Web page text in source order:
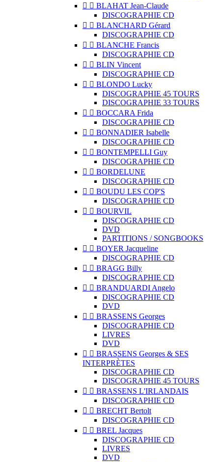
  BLAHAT Jean-Claude
DISCOGRAPHIE CD
  BLANCHARD Gérard
DISCOGRAPHIE CD
  BLANCHE Francis
DISCOGRAPHIE CD
  BLIN Vincent
DISCOGRAPHIE CD
  BLONDO Lucky
DISCOGRAPHIE 45 TOURS
DISCOGRAPHIE 33 TOURS
  BOCCARA Frida
DISCOGRAPHIE CD
  BONNADIER Isabelle
DISCOGRAPHIE CD
  BONTEMPELLI Guy
DISCOGRAPHIE CD
  BORDELUNE
DISCOGRAPHIE CD
  BOUDU LES COP'S
DISCOGRAPHIE CD
  BOURVIL
DISCOGRAPHIE CD
DVD
PARTITIONS / SONGBOOKS
  BOYER Jacqueline
DISCOGRAPHIE CD
  BRAGG Billy
DISCOGRAPHIE CD
  BRANDUARDI Angelo
DISCOGRAPHIE CD
DVD
  BRASSENS Georges
DISCOGRAPHIE CD
LIVRES
DVD
  BRASSENS Georges & SES
INTERPRÈTES
DISCOGRAPHIE CD
DISCOGRAPHIE 45 TOURS
  BRASSENS L'IRLANDAIS
DISCOGRAPHIE CD
  BRECHT Bertolt
DISCOGRAPHIE CD
  BREL Jacques
DISCOGRAPHIE CD
LIVRES
DVD